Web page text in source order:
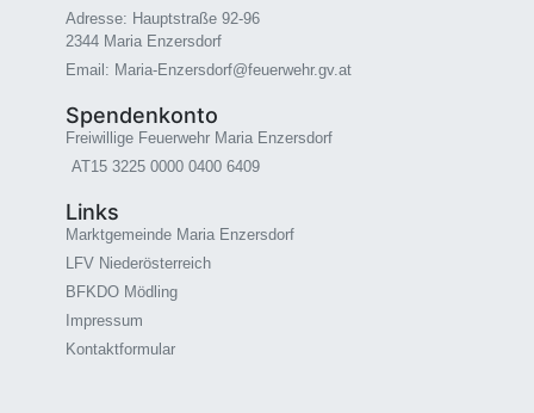
Adresse: Hauptstraße 92-96
2344 Maria Enzersdorf
Email: Maria-Enzersdorf@feuerwehr.gv.at
Spendenkonto
Freiwillige Feuerwehr Maria Enzersdorf
AT15 3225 0000 0400 6409
Links
Marktgemeinde Maria Enzersdorf
LFV Niederösterreich
BFKDO Mödling
Impressum
Kontaktformular